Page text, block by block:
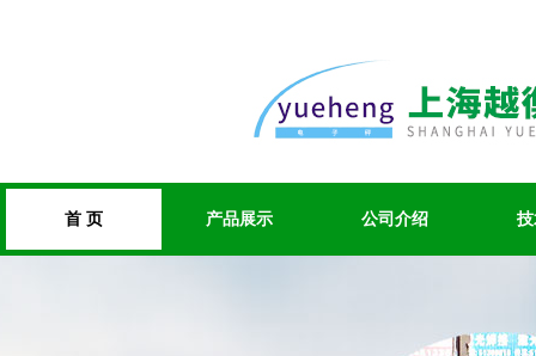
首 页 产品展示 公司介绍